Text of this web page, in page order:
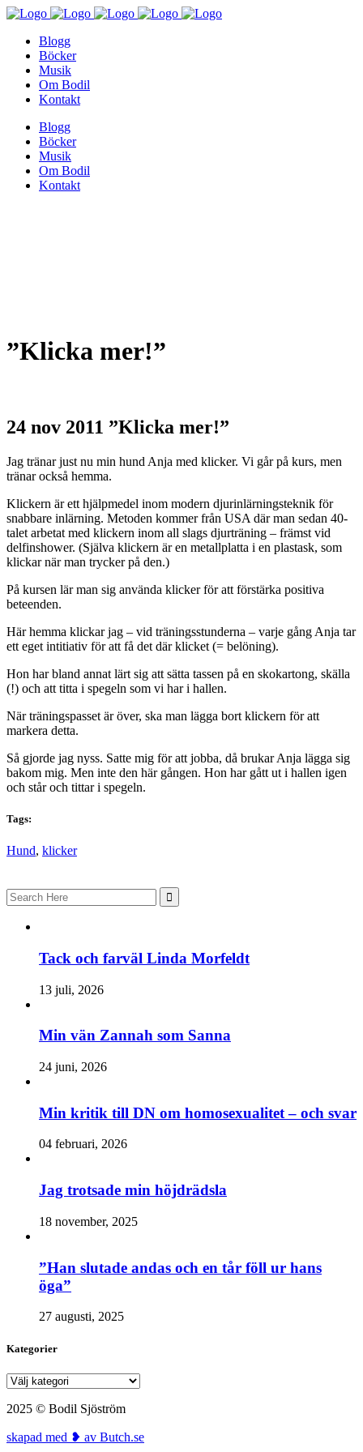
Blogg
Böcker
Musik
Om Bodil
Kontakt
Blogg
Böcker
Musik
Om Bodil
Kontakt
”Klicka mer!”
24 nov 2011 ”Klicka mer!”
Jag tränar just nu min hund Anja med klicker. Vi går på kurs, men
tränar också hemma.
Klickern är ett hjälpmedel inom modern djurinlärningsteknik för
snabbare inlärning. Metoden kommer från USA där man sedan 40-
talet arbetat med klickern inom all slags djurträning – främst vid
delfinshower. (Själva klickern är en metallplatta i en plastask, som
klickar när man trycker på den.)
På kursen lär man sig använda klicker för att förstärka positiva
beteenden.
Här hemma klickar jag – vid träningsstunderna – varje gång Anja tar
ett eget intitiativ för att få det där klicket (= belöning).
Hon har bland annat lärt sig att sätta tassen på en skokartong, skälla
(!) och att titta i spegeln som vi har i hallen.
När träningspasset är över, ska man lägga bort klickern för att
markera detta.
Så gjorde jag nyss. Satte mig för att jobba, då brukar Anja lägga sig
bakom mig. Men inte den här gången. Hon har gått ut i hallen igen
och står och tittar i spegeln.
Tags:
Hund, klicker
Search
for:
Tack och farväl Linda Morfeldt
13 juli, 2026
Min vän Zannah som Sanna
24 juni, 2026
Min kritik till DN om homosexualitet – och svar
04 februari, 2026
Jag trotsade min höjdrädsla
18 november, 2025
”Han slutade andas och en tår föll ur hans
öga”
27 augusti, 2025
Kategorier
Kategorier
2025 © Bodil Sjöström
skapad med ❥ av Butch.se